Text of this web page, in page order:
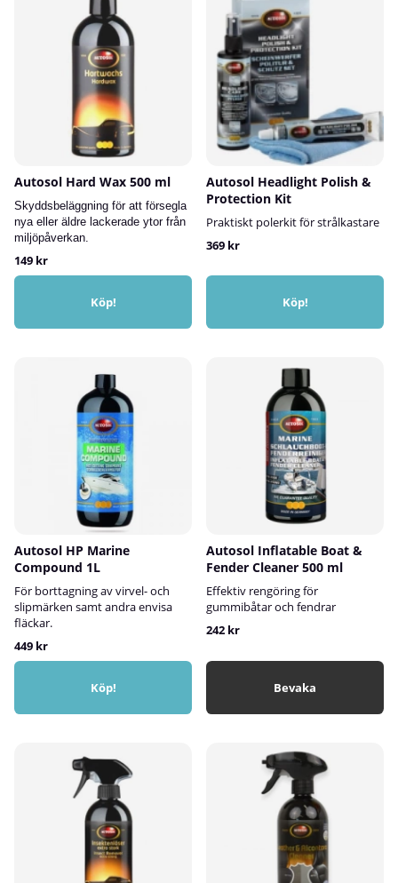
Autosol Hard Wax 500 ml
Skyddsbeläggning för att försegla
nya eller äldre lackerade ytor från
miljöpåverkan.
149 kr
Köp!
Autosol Headlight Polish &
Protection Kit
Praktiskt polerkit för strålkastare
369 kr
Köp!
Autosol HP Marine
Compound 1L
För borttagning av virvel- och
slipmärken samt andra envisa
fläckar.
449 kr
Köp!
Autosol Inflatable Boat &
Fender Cleaner 500 ml
Effektiv rengöring för
gummibåtar och fendrar
242 kr
Bevaka